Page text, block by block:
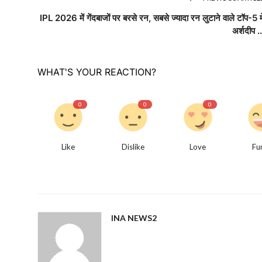
IPL 2026 में गेंदबाजों पर बरसे रन, सबसे ज्यादा रन लुटाने वाले टॉप-5
अर्शदीप
WHAT'S YOUR REACTION?
0
Like
0
Dislike
0
Love
INA NEWS2